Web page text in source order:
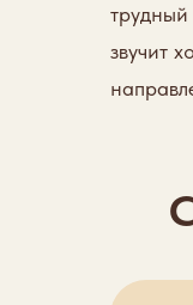
трудный
звучит